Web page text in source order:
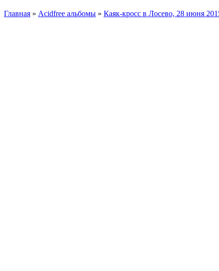
Главная » Acidfree альбомы » Каяк-кросс в Лосево, 28 июня